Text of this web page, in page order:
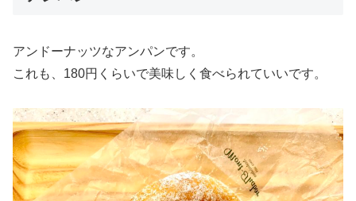
アンドーナッツなアンパンです。
これも、180円くらいで美味しく食べられていいです。